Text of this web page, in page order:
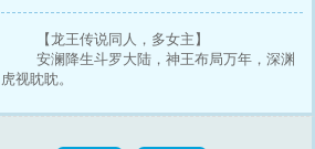
【龙王传说同人，多女主】
安澜降生斗罗大陆，神王布局万年，深渊
虎视眈眈。
者，也不得不暂避锋芒。